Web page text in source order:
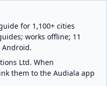
for 1,100+ cities
works offline; 11
Android.
Ltd. When
them to the Audiala app